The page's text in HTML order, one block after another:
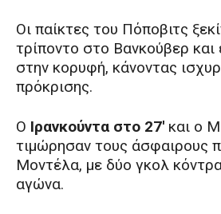
Οι παίκτες του Πόποβιτς
τρίποντο στο Βανκούβερ
στην κορυφή, κάνοντας
πρόκρισης.
Ο Ιρανκούντα στο 27′ και ο
τιμώρησαν τους άσφαιρους
Μοντέλα, με δύο γκολ
αγώνα.